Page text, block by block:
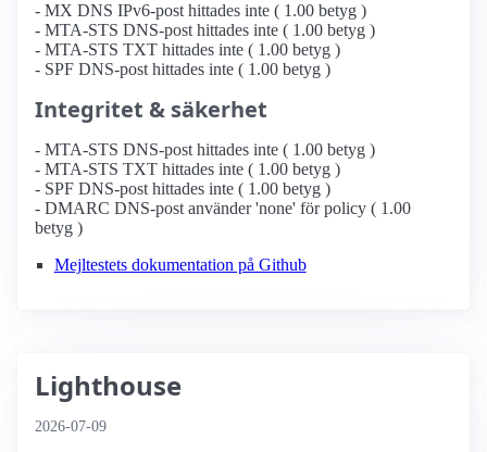
- MX DNS IPv6-post hittades inte ( 1.00 betyg )
- MTA-STS DNS-post hittades inte ( 1.00 betyg )
- MTA-STS TXT hittades inte ( 1.00 betyg )
- SPF DNS-post hittades inte ( 1.00 betyg )
Integritet & säkerhet
- MTA-STS DNS-post hittades inte ( 1.00 betyg )
- MTA-STS TXT hittades inte ( 1.00 betyg )
- SPF DNS-post hittades inte ( 1.00 betyg )
- DMARC DNS-post använder 'none' för policy ( 1.00
betyg )
Mejltestets dokumentation på Github
Lighthouse
2026-07-09